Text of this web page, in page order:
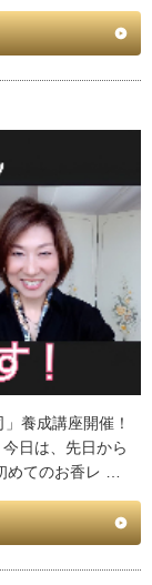
養成講座開催！
日は、先日から
めてのお香レ …